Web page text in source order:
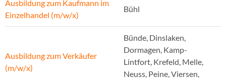
Ausbildung zum Kaufmann im
Einzelhandel (m/w/x)
Bühl
Ausbildung zum Verkäufer
(m/w/x)
Bünde, Dinslaken,
Dormagen, Kamp-
Lintfort, Krefeld, Melle,
Neuss, Peine, Viersen,